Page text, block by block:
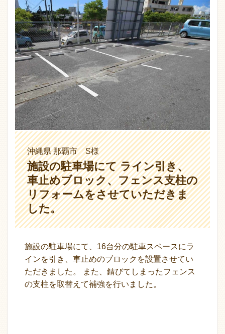
沖縄県 那覇市 S様
施設の駐車場にて ライン引き、
車止めブロック、フェンス支柱の
リフォームをさせていただきま
した。
施設の駐車場にて、16台分の駐車スペースにラ
インを引き、車止めのブロックを設置させてい
ただきました。 また、錆びてしまったフェンス
の支柱を取替えて補強を行いました。